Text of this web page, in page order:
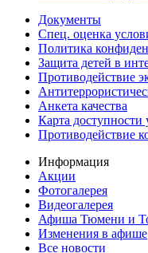
Документы
Спец. оценка
Политика
Защита детей в
Противодействие
Анкета качества
Карта
Противодействие
Информация
Акции
Фотогалерея
Видеогалерея
Афиша Тюмени и
Изменения в афише
Все новости